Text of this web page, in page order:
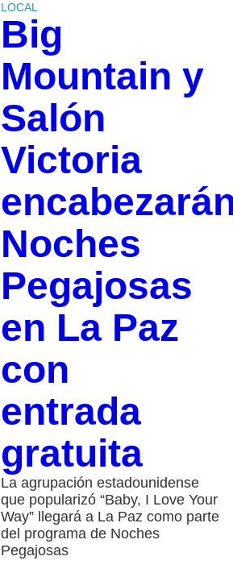
LOCAL
Big
Mountain y
Salón
Victoria
Noches
Pegajosas
en La Paz
con
entrada
gratuita
La agrupación estadounidense
que popularizó “Baby, I Love Your
Way” llegará a La Paz como parte
del programa de Noches
Pegajosas